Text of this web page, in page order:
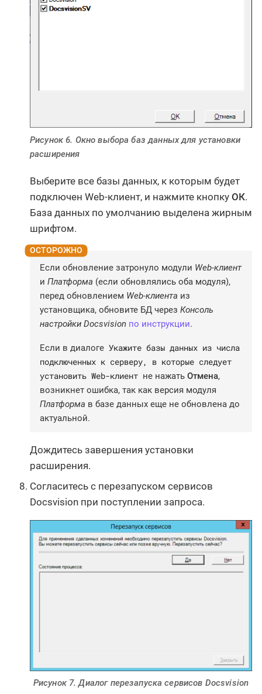
Рисунок 6. Окно выбора баз данных для установки
расширения
Выберите все базы данных, к которым будет
подключен Web-клиент, и нажмите кнопку ОК.
База данных по умолчанию выделена жирным
шрифтом.
Если обновление затронуло модули Web-клиент
и Платформа (если обновлялись оба модуля),
перед обновлением Web-клиента из
установщика, обновите БД через Консоль
настройки Docsvision по инструкции.
Если в диалоге Укажите базы данных из числа
подключенных к серверу, в которые следует
установить Web-клиент не нажать Отмена,
возникнет ошибка, так как версия модуля
Платформа в базе данных еще не обновлена до
актуальной.
Дождитесь завершения установки
расширения.
Согласитесь с перезапуском сервисов
Docsvision при поступлении запроса.
Рисунок 7. Диалог перезапуска сервисов Docsvision